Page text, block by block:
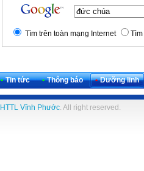
Tìm trên toàn mạng Internet
• Tin tức • Thông báo • Dưỡng linh
HTTL Vĩnh Phước. All right reserved.